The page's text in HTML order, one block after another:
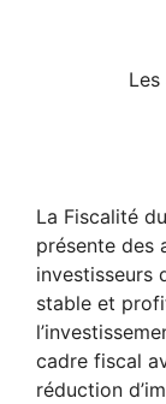
La Fiscalité
présente des
investisseurs
stable et
cadre fiscal
réduction